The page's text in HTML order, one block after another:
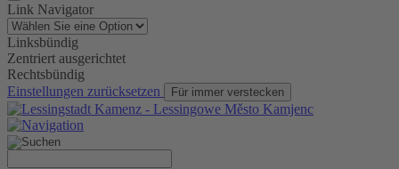
Link Navigator
Linksbündig
Zentriert ausgerichtet
Rechtsbündig
Einstellungen zurücksetzen
Für immer verstecken